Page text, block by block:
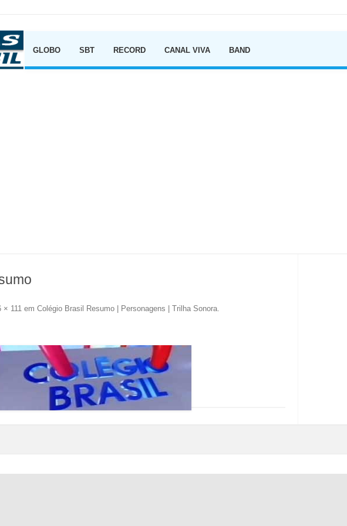
GLOBO
SBT RECORD CANAL VIVA BAND
× 111em Colégio Brasil Resumo | Personagens | Trilha Sonora.